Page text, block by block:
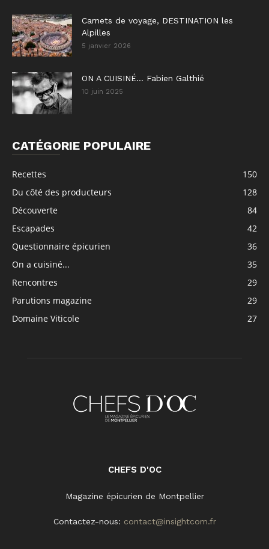
Carnets de voyage, DESTINATION les
Alpilles
5 janvier 2026
ON A CUISINÉ… Fabien Galthié
10 juin 2025
CATÉGORIE POPULAIRE
Recettes
150
Du côté des producteurs
128
Découverte
84
Escapades
42
Questionnaire épicurien
36
On a cuisiné...
35
Rencontres
29
Parutions magazine
29
Domaine Viticole
27
CHEFS D'OC
Magazine épicurien de Montpellier
Contactez-nous: contact@insightcom.fr